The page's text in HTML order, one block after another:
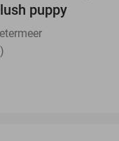
puppy